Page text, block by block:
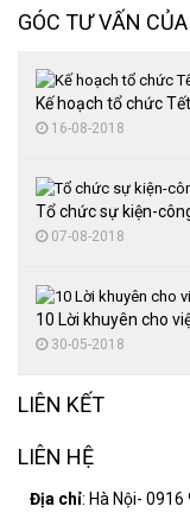
Cho thuê nhà bạt
Thuê màn hình LED
GÓC TƯ VẤN
Kế hoạch tổ chức
16-08-2018
Tổ chức sự kiện-
07-08-2018
10 Lời khuyên cho
30-05-2018
LIÊN KẾT
LIÊN HỆ
Địa chỉ: Hà Nội- 0916